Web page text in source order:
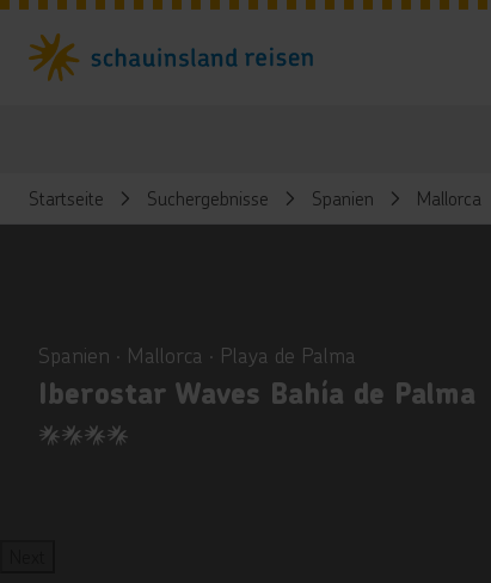
Startseite Suchergebnisse Spanien Mallorca
Spanien ∙ Mallorca ∙ Playa de Palma
Iberostar Waves Bahía de Palma
4